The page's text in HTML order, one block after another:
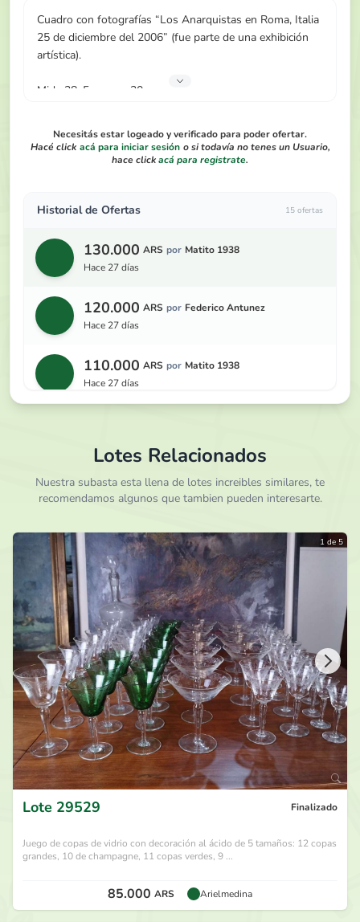
Cuadro con fotografías “Los Anarquistas en Roma, Italia
25 de diciembre del 2006” (fue parte de una exhibición
artística).
Mide 28, 5 cm por 20 cm
Necesitás estar logeado y verificado para poder ofertar.
Hacé click acá para iniciar sesión o si todavía no tenes un Usuario,
hace clickacá para registrate.
Historial de Ofertas 15 ofertas
130.000 ARS por Matito 1938
hace 27 días
120.000 ARS por Federico Antunez
hace 27 días
110.000 ARS por Matito 1938
hace 27 días
95.000 ARS por Matito 1938
hace 27 días
90.000 ARS por
Federico Antunez
hace 27 días
85.000 ARS por Matito 1938
hace 27 días
80.000 ARS por Federico Antunez
hace 27 días
75.000 ARS por
Matito 1938
hace 27 días
70.000 ARS por
Martín Cooler
hace 27 días
Lotes Relacionados
Nuestra subasta esta llena de lotes increibles similares, te
recomendamos algunos que tambien pueden interesarte.
1 de 5
Lote 29529 Finalizado
Juego de copas de vidrio con decoración al ácido de 5 tamaños: 12 copas
grandes, 10 de champagne, 11 copas verdes, 9 ...
85.000 ARS Arielmedina